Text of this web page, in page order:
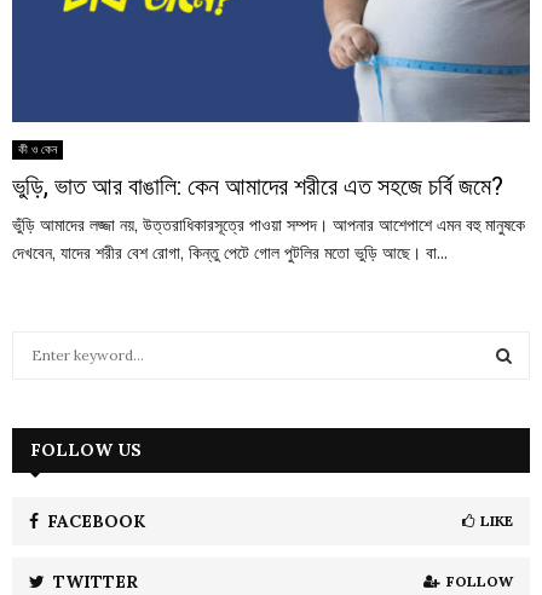
কী ও কেন
ভুড়ি, ভাত আর বাঙালি: কেন আমাদের শরীরে এত সহজে চর্বি জমে?
ভুঁড়ি আমাদের লজ্জা নয়, উত্তরাধিকারসূত্রে পাওয়া সম্পদ। আপনার আশেপাশে এমন বহু মানুষকে
দেখবেন, যাদের শরীর বেশ রোগা, কিন্তু পেটে গোল পুটলির মতো ভুড়ি আছে। বা...
h
FOLLOW US
FACEBOOK LIKE
TWITTER FOLLOW